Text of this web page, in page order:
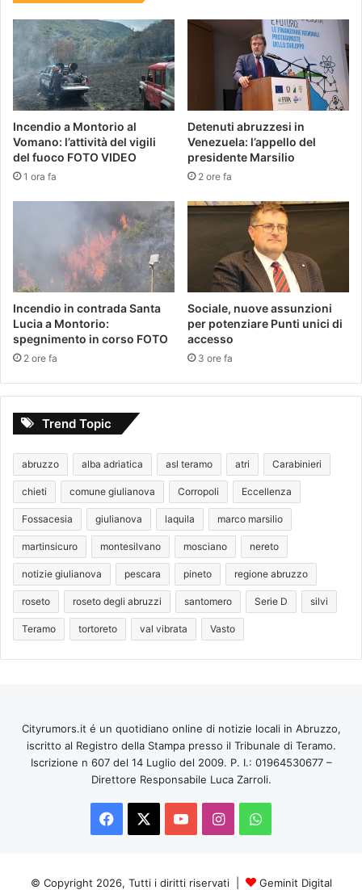
Incendio a Montorio al
Vomano: l’attività del vigili
del fuoco FOTO VIDEO
1 ora fa
Detenuti abruzzesi in
Venezuela: l’appello del
presidente Marsilio
2 ore fa
Incendio in contrada Santa
Lucia a Montorio:
spegnimento in corso FOTO
2 ore fa
Sociale, nuove assunzioni
per potenziare Punti unici di
accesso
3 ore fa
Trend Topic
abruzzo alba adriatica asl teramo atri Carabinieri
chieti comune giulianova Corropoli Eccellenza
Fossacesia giulianova laquila marco marsilio
martinsicuro montesilvano mosciano nereto
notizie giulianova pescara pineto regione abruzzo
roseto roseto degli abruzzi santomero Serie D silvi
Teramo tortoreto val vibrata Vasto
Cityrumors.it é un quotidiano online di notizie locali in Abruzzo,
iscritto al Registro della Stampa presso il Tribunale di Teramo.
Iscrizione n 607 del 14 Luglio del 2009. P. I.: 01964530677 –
Direttore Responsabile Luca Zarroli.
Facebook
You InstagramWhatsApp
© Copyright 2026, Tutti i diritti riservati | Geminit Digital